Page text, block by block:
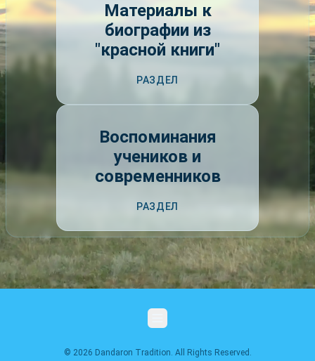
Материалы к
биографии из
"красной книги"
РАЗДЕЛ
Воспоминания
учеников и
современников
РАЗДЕЛ
© 2026 Dandaron Tradition. All Rights Reserved.